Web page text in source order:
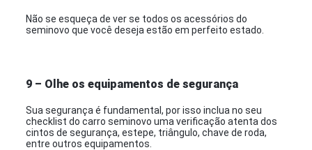
Não se esqueça de ver se todos os acessórios do
seminovo que você deseja estão em perfeito estado.
9 – Olhe os equipamentos de segurança
Sua segurança é fundamental, por isso inclua no seu
checklist do carro seminovo uma verificação atenta dos
cintos de segurança, estepe, triângulo, chave de roda,
entre outros equipamentos.